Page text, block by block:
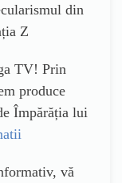
din
Z
TV! Prin
produce
Împărăția lui
vă